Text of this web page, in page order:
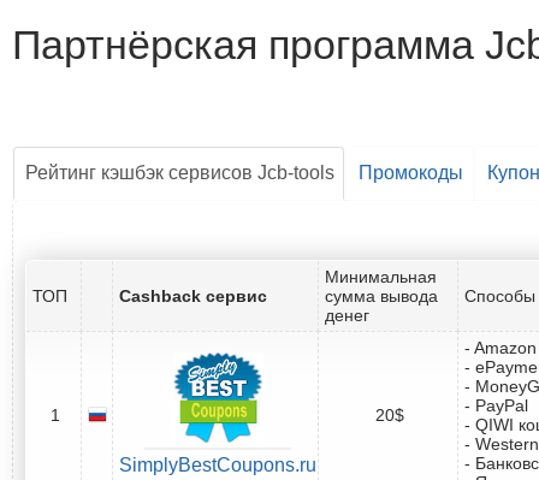
Партнёрская программа
Рейтинг кэшбэк сервисов Jcb-tools Промокоды
ТОП Cashback сервис
Минимальная
сумма вывода
денег
Способы
1
SimplyBestCoupons.ru
20$
-
-
-
- PayPal
- QIWI
-
-